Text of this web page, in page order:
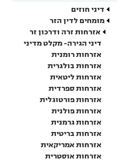
דיני חוזים
מומחים לדין הזר
אזרחות זרה ודרכון זר
דיני הגירה- מקלט מדיני
אזרחות רומנית
אזרחות בולגרית
אזרחות ליטאית
אזרחות ספרדית
אזרחות פורטוגלית
אזרחות פולנית
אזרחות גרמנית
אזרחות בריטית
אזרחות אמריקאית
אזרחות אוסטרית